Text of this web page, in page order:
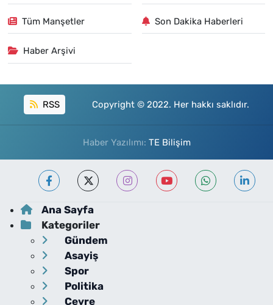
Tüm Manşetler Son Dakika Haberleri
Haber Arşivi
RSS Copyright © 2022. Her hakkı saklıdır.
Haber Yazılımı: TE Bilişim
Ana Sayfa
Kategoriler
Gündem
Asayiş
Spor
Politika
Çevre